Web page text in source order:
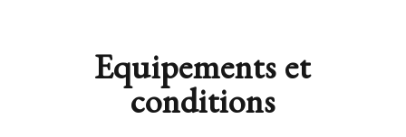
Equipements et
conditions